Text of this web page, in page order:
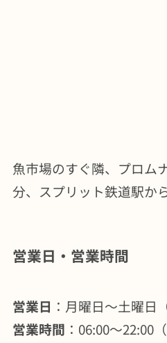
魚市場のすぐ隣、プロム
分、スプリット鉄道駅か
営業日・営業時間
営業日 ：月曜日～土曜日
営業時間 ：06:00～22:00